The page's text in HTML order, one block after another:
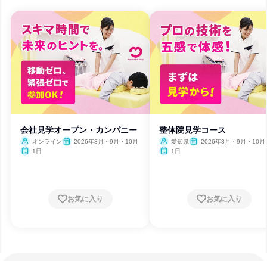
会社見学オープン・カンパニー
オンライン
2026年8月・9月・10月
1日
お気に入り
整体院見学コース
愛知県
2026年8月・9月・10月
1日
お気に入り